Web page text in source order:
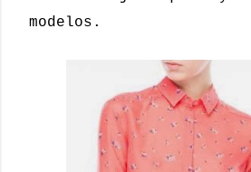
modelos.